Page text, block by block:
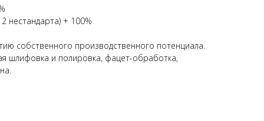
нестандарта) + 100%
собственного производственного потенциала.
шлифовка и полировка, фацет-обработка,